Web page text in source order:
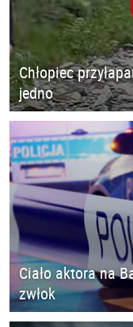
Chłopiec
jedno
Ciało aktora na
zwłok